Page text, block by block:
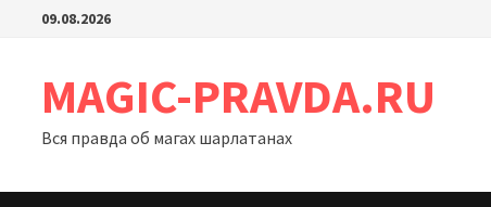
Перейти09.08.2026
MAGIC-PRAVDA.RU
Вся правда об магах шарлатанах